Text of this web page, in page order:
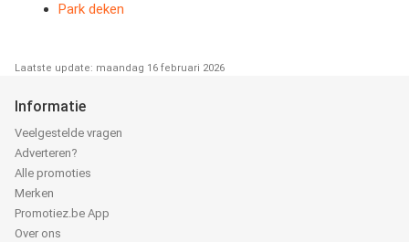
Park deken
Laatste update: maandag 16 februari 2026
Informatie
Veelgestelde vragen
Adverteren?
Alle promoties
Merken
Promotiez.be App
Over ons